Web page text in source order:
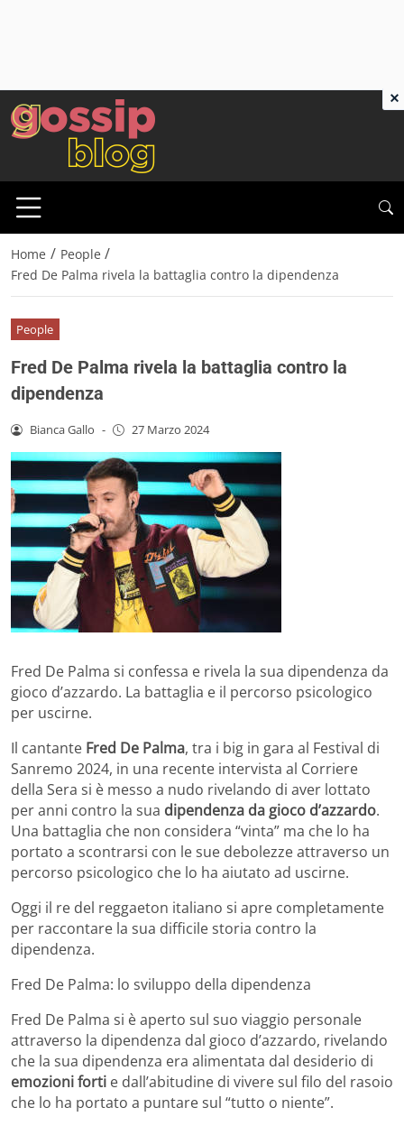
Home / People /
Fred De Palma rivela la battaglia contro la dipendenza
People
Fred De Palma rivela la battaglia contro la
dipendenza
Bianca Gallo - 27 Marzo 2024
Fred De Palma si confessa e rivela la sua dipendenza da
gioco d’azzardo. La battaglia e il percorso psicologico
per uscirne.
Il cantante Fred De Palma, tra i big in gara al Festival di
Sanremo 2024, in una recente intervista al Corriere
della Sera si è messo a nudo rivelando di aver lottato
per anni contro la sua dipendenza da gioco d’azzardo.
Una battaglia che non considera “vinta” ma che lo ha
portato a scontrarsi con le sue debolezze attraverso un
percorso psicologico che lo ha aiutato ad uscirne.
Oggi il re del reggaeton italiano si apre completamente
per raccontare la sua difficile storia contro la
dipendenza.
Fred De Palma: lo sviluppo della dipendenza
Fred De Palma si è aperto sul suo viaggio personale
attraverso la dipendenza dal gioco d’azzardo, rivelando
che la sua dipendenza era alimentata dal desiderio di
emozioni forti e dall’abitudine di vivere sul filo del rasoio
che lo ha portato a puntare sul “tutto o niente”.
×